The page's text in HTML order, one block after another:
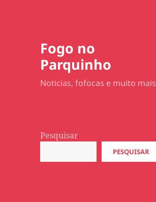
Fogo no
Parquinho
Noticias, fofocas e muito mais
Pesquisar
PESQUISAR